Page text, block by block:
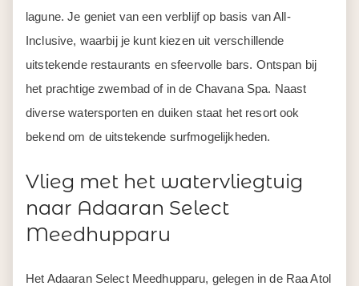
lagune. Je geniet van een verblijf op basis van All-
Inclusive, waarbij je kunt kiezen uit verschillende
uitstekende restaurants en sfeervolle bars. Ontspan bij
het prachtige zwembad of in de Chavana Spa. Naast
diverse watersporten en duiken staat het resort ook
bekend om de uitstekende surfmogelijkheden.
Vlieg met het watervliegtuig
naar Adaaran Select
Meedhupparu
Het Adaaran Select Meedhupparu, gelegen in de Raa Atol